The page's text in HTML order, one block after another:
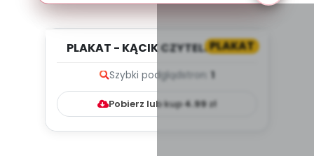
PLAKAT
PLAKAT - KĄCIK CZYTELNICZY -
Szybki podglądstron: 1
Pobierz lub kup4.99zł